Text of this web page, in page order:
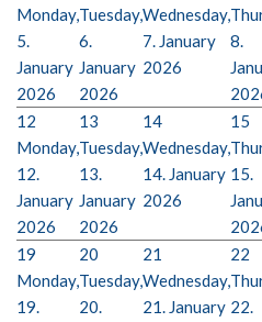
Monday,
5.
January
2026
Tuesday,
6.
January
2026
Wednesday,
7. January
2026
8.
12
Monday,
12.
January
2026
13
Tuesday,
13.
January
2026
14
Wednesday,
14. January
2026
15
15.
19
Monday,
19.
20
Tuesday,
20.
21
Wednesday,
21. January
22
22.